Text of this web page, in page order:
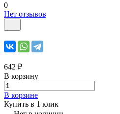
0
Нет отзывов
642 ₽
В корзину
В корзине
Купить в 1 клик